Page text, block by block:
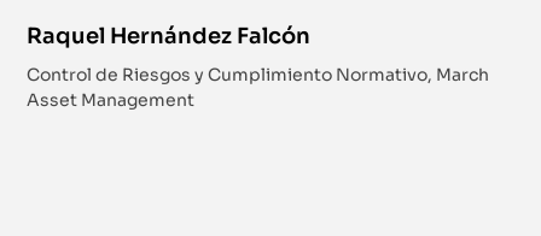
Raquel Hernández Falcón
Control de Riesgos y Cumplimiento Normativo, March
Asset Management